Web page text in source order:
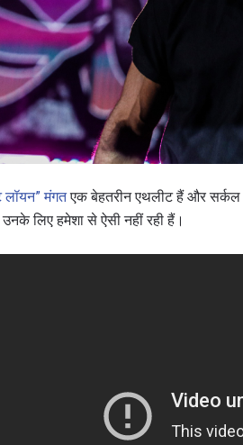
लॉयन” मंगतएक बेहतरीन एथलीट हैं और सर्कल
उनके लिए हमेशा से ऐसी नहीं रही हैं।